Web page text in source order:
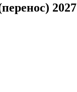
2027